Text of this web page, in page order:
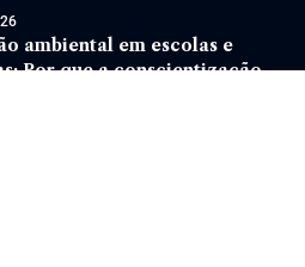
ambiental em escolas e
Por que a conscientização